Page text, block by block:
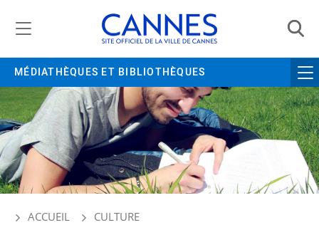
MÉDIATHÈQUES ET BIBLIOTHÈQUES
ACCUEIL
CULTURE